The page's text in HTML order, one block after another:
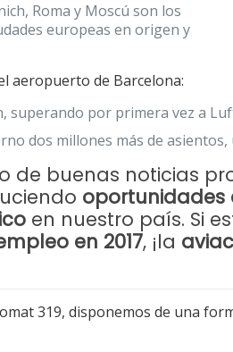
Roma y Moscú son los
europeas en origen y
aeropuerto de Barcelona:
superando por primera vez a
dos millones más de asientos,
de buenas noticias
oportunidades
en nuestro país. Si
en 2017, ¡la
319, disponemos de una